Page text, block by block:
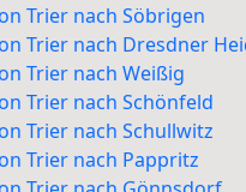
Trier nach Söbrigen
Trier nach Dresdner
Trier nach Weißig
Trier nach Schönfeld
Trier nach Schullwitz
Trier nach Pappritz